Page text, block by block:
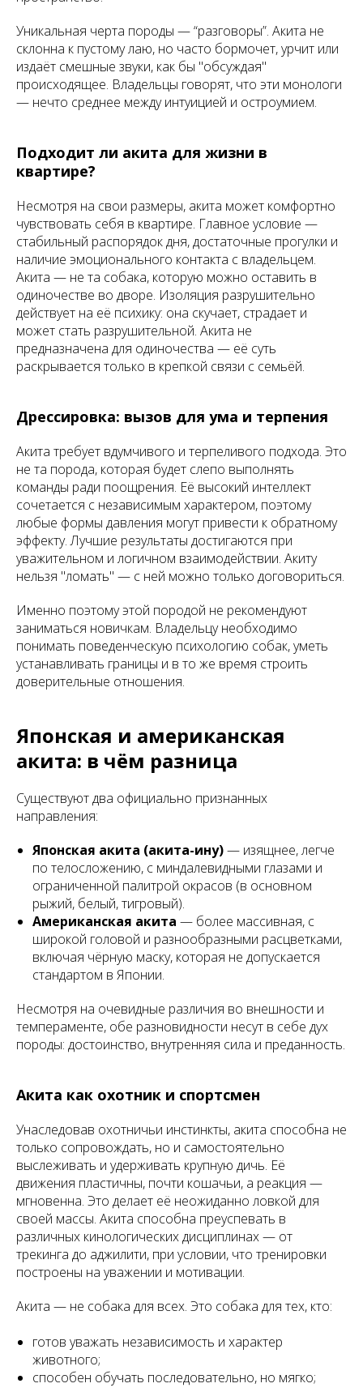
Уникальная черта породы —“разговоры”. Акита не
склонна к пустому лаю, но часто бормочет, урчит или
издаёт смешные звуки, как бы "обсуждая"
происходящее. Владельцы говорят, что эти монологи
— нечто среднее между интуицией и остроумием.
Подходит ли акита для жизни в
квартире?
Несмотря на свои размеры, акита может комфортно
чувствовать себя в квартире. Главное условие —
стабильный распорядок дня, достаточные прогулки и
наличие эмоционального контакта с владельцем.
Акита — не та собака, которую можно оставить в
одиночестве во дворе. Изоляция разрушительно
действует на её психику: она скучает, страдает и
может стать разрушительной. Акита не
предназначена для одиночества — её суть
раскрывается только в крепкой связи с семьёй.
Дрессировка: вызов для ума и терпения
Акита требует вдумчивого и терпеливого подхода. Это
не та порода, которая будет слепо выполнять
команды ради поощрения. Её высокий интеллект
сочетается с независимым характером, поэтому
любые формы давления могут привести к обратному
эффекту. Лучшие результаты достигаются при
уважительном и логичном взаимодействии. Акиту
нельзя "ломать" — с ней можно только договориться.
Именно поэтому этой породой не рекомендуют
заниматься новичкам. Владельцу необходимо
понимать поведенческую психологию собак, уметь
устанавливать границы и в то же время строить
доверительные отношения.
Японская и американская
акита: в чём разница
Существуют два официально признанных
направления:
Японская акита (акита-ину)— изящнее, легче
по телосложению, с миндалевидными глазами и
ограниченной палитрой окрасов (в основном
рыжий, белый, тигровый).
Американская акита — более массивная, с
широкой головой и разнообразными расцветками,
включая чёрную маску, которая не допускается
стандартом в Японии.
Несмотря на очевидные различия во внешности и
темпераменте, обе разновидности несут в себе дух
породы: достоинство, внутренняя сила и преданность.
Акита как охотник и спортсмен
Унаследовав охотничьи инстинкты, акита способна не
только сопровождать, но и самостоятельно
выслеживать и удерживать крупную дичь. Её
движения пластичны, почти кошачьи, а реакция —
мгновенна. Это делает её неожиданно ловкой для
своей массы. Акита способна преуспевать в
различных кинологических дисциплинах — от
трекинга до аджилити, при условии, что тренировки
построены на уважении и мотивации.
Акита — не собака для всех. Это собака для тех, кто:
готов уважать независимость и характер
животного;
способен обучать последовательно, но мягко;